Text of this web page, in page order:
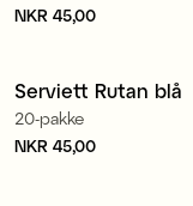
Pris :NKR 45,00
NKR 45,00
3 for 99 kr
Serviett Rutan blå
20-pakke
Pris :NKR 45,00
NKR 45,00